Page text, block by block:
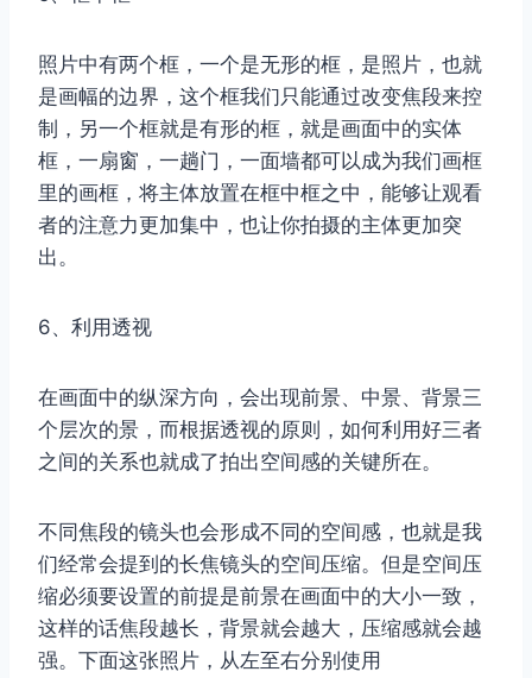
照片中有两个框，一个是无形的框，是照片，也就
是画幅的边界，这个框我们只能通过改变焦段来控
制，另一个框就是有形的框，就是画面中的实体
框，一扇窗，一趟门，一面墙都可以成为我们画框
里的画框，将主体放置在框中框之中，能够让观看
者的注意力更加集中，也让你拍摄的主体更加突
出。
6、利用透视
在画面中的纵深方向，会出现前景、中景、背景三
个层次的景，而根据透视的原则，如何利用好三者
之间的关系也就成了拍出空间感的关键所在。
不同焦段的镜头也会形成不同的空间感，也就是我
们经常会提到的长焦镜头的空间压缩。但是空间压
缩必须要设置的前提是前景在画面中的大小一致，
这样的话焦段越长，背景就会越大，压缩感就会越
强。下面这张照片，从左至右分别使用